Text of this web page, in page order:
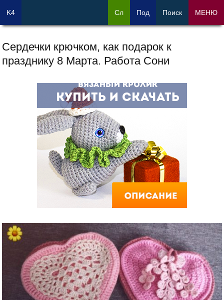
Сердечки крючком, как подарок к
празднику 8 Марта. Работа Сони
K4 Сл Под Поиск МЕНЮ